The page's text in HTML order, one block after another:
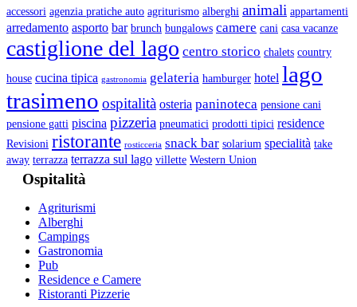
accessori agenzia pratiche auto agriturismo alberghi animali appartamenti
arredamento asporto bar brunch bungalows camere cani casa vacanze
castiglione del lago centro storico chalets country
house cucina tipica gastronomia gelateria hamburger hotel lago
trasimeno ospitalità osteria paninoteca pensione cani
pensione gatti piscina pizzeria pneumatici prodotti tipici residence
Revisioni ristorante rosticceria snack bar solarium specialità take
away terrazza terrazza sul lago villette Western Union
Ospitalità
Agriturismi
Alberghi
Campings
Gastronomia
Pub
Residence e Camere
Ristoranti Pizzerie